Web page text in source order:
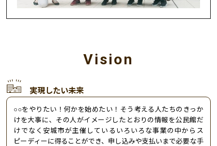
Vision
実現したい未来
○○をやりたい！何かを始めたい！そう考える人たちのきっか
けを大事に、その人がイメージしたとおりの情報を公民館だ
けでなく安城市が主催しているいろいろな事業の中からス
ピーディーに得ることができ、申し込みや支払いまで必要な手